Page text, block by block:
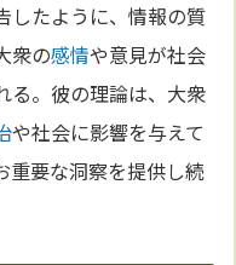
したように、情報の質
衆の感情や意見が社会
る。彼の理論は、大衆
や社会に影響を与えて
重要な洞察を提供し続